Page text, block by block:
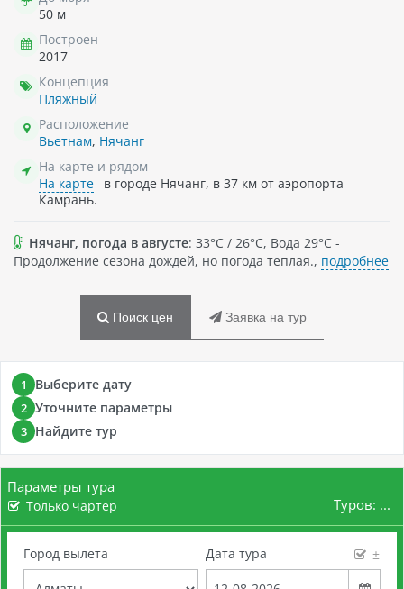
50 м
Построен
2017
Концепция
Пляжный
Расположение
Вьетнам, Нячанг
На карте и рядом
На карте
в городе Нячанг, в 37 км от аэропорта
Камрань.
Нячанг, погода в августе: 33°C / 26°C, Вода 29°C -
Продолжение сезона дождей, но погода теплая., подробнее
Поиск цен Заявка на тур
1 Выберите дату
2 Уточните параметры
3 Найдите тур
Параметры тура
Только чартер Туров: ...
Город вылета Дата тура ±